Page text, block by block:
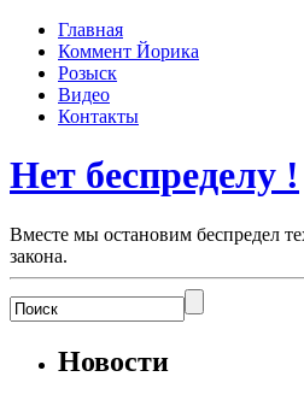
Главная
Коммент Йорика
Розыск
Видео
Контакты
Нет беспределу !
Вместе мы остановим беспредел
закона.
Новости